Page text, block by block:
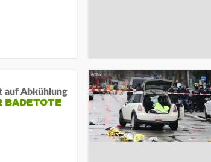
auf Abkühlung
BADETOTE